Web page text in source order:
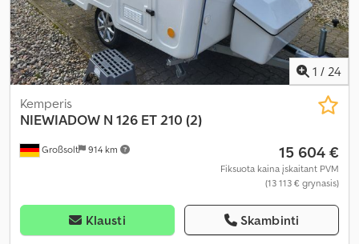
1 / 24
Großsolt 914 km
Kemperis
NIEWIADOW N 126 ET 210 (2)
15 604 €
Fiksuota kaina įskaitant PVM
(13 113 € grynasis)
Klausti Skambinti